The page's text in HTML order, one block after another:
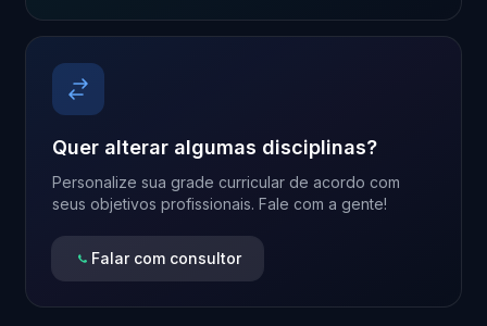
Quer alterar algumas disciplinas?
Personalize sua grade curricular de acordo com
seus objetivos profissionais. Fale com a gente!
Falar com consultor